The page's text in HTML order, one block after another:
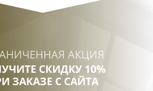
АКЦИЯ
СКИДКУ 10%
ЗАКАЗЕ С САЙТА